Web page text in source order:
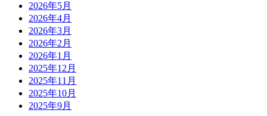
2026年5月
2026年4月
2026年3月
2026年2月
2026年1月
2025年12月
2025年11月
2025年10月
2025年9月